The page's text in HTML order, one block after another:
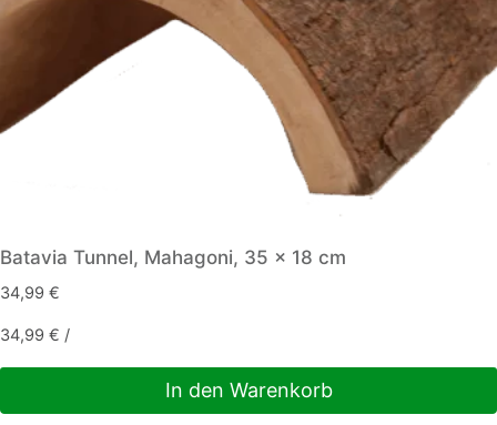
Batavia Tunnel, Mahagoni, 35 x 18 cm
34,99 €
34,99 € /
In den Warenkorb